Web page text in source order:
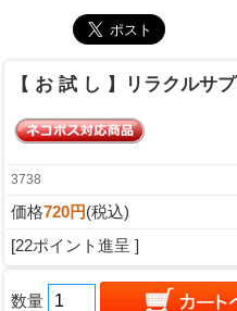
【 お 試 し 】リラクルサ
3738
価格720円(税込)
[22ポイント進呈 ]
数量